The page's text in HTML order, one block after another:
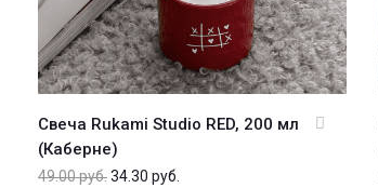
Свеча Rukami Studio RED, 200 мл
(Каберне)
49.00руб.34.30 руб.